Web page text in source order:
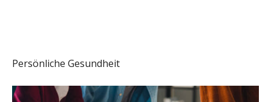
Persönliche Gesundheit